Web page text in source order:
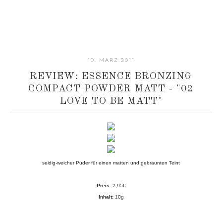
10. MÄRZ 2011
REVIEW: ESSENCE BRONZING
COMPACT POWDER MATT - "02
LOVE TO BE MATT"
seidig-weicher Puder für einen matten und gebräunten Teint
Preis:2,95€
Inhalt:10g